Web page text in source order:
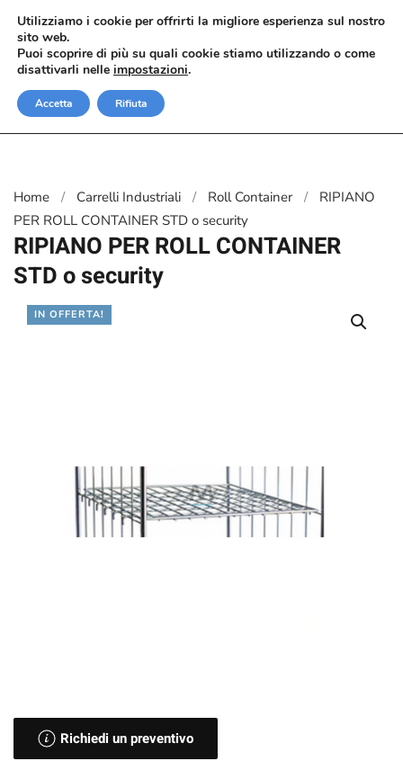
Passa al contenuto principale
Home Carrelli Industriali Roll Container
RIPIANO
PER ROLL CONTAINER STD o security
RIPIANO PER ROLL CONTAINER
STD o security
IN OFFERTA!
Richiedi un preventivo
Utilizziamo i cookie per offrirti la migliore esperienza sul nostro
sito web.
Puoi scoprire di più su quali cookie stiamo utilizzando o come
disattivarli nelle impostazioni.
Accetta Rifiuta